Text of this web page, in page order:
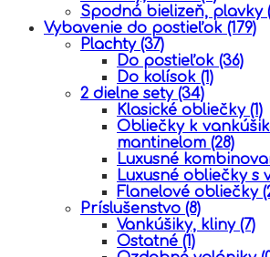
Spodná bielizeň, plavky
Vybavenie do postieľok (179)
Plachty (37)
Do postieľok (36)
Do kolísok (1)
2 dielne sety (34)
Klasické obliečky (1)
Obliečky k
mantinelom (28)
Luxusné
Luxusné obliečky s
Flanelové obliečky
Príslušenstvo (8)
Vankúšiky, kliny (7)
Ostatné (1)